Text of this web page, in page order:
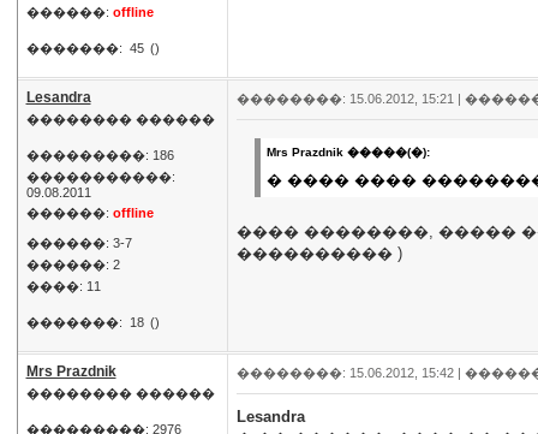
������: offline
�������: 45 ()
Lesandra
�������� ������
���������: 186
�����������:
09.08.2011
������: offline
������: 3-7
������: 2
����: 11
�������: 18 ()
��������: 15.06.2012, 15:21 |
Mrs Prazdnik �����(�):
� ���� ����
���� ��������, �����
���������� )
Mrs Prazdnik
�������� ������
���������: 2976
��������: 15.06.2012, 15:42 |
Lesandra